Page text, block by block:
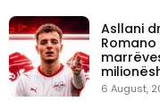
Asllani
6 August,